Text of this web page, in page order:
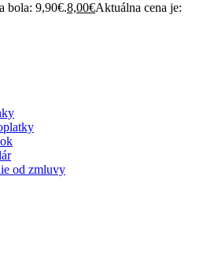
bola: 9,90€.8,00€Aktuálna cena je:
od zmluvy